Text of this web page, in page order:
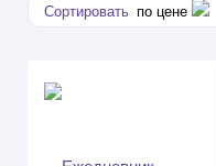
Сортировать по цене